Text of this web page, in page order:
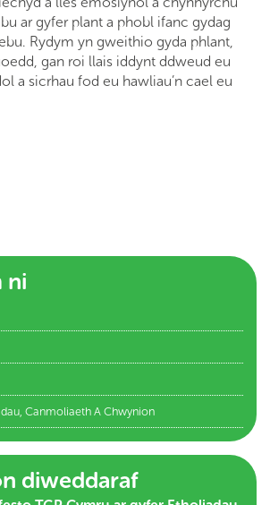
ar gyfer plant a phobl ifanc gydag
Rydym yn gweithio gyda phlant,
gan roi llais iddynt ddweud eu
a sicrhau fod eu hawliau’n cael eu
ni
Canmoliaeth A Chwynion
diweddaraf